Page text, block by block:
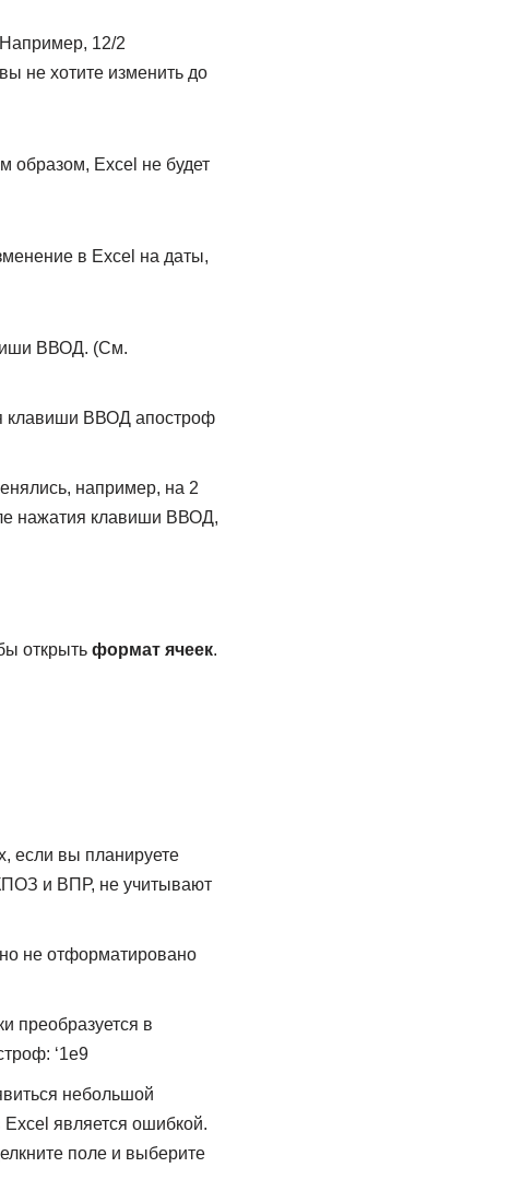
12/2
не хотите изменить до
образом, Excel не будет
в Excel на даты,
ВВОД. (См.
клавиши ВВОД апостроф
например, на 2
нажатия клавиши ВВОД,
открыть формат ячеек.
если вы планируете
и ВПР, не учитывают
не отформатировано
преобразуется в
‘1e9
небольшой
Excel является ошибкой.
поле и выберите